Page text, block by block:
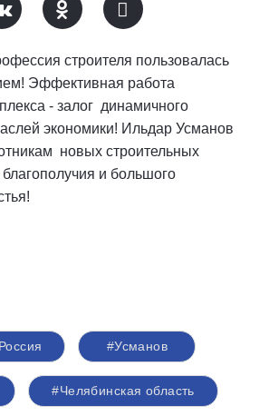
строителя пользовалась
Эффективная работа
- залог динамичного
экономики! Ильдар Усманов
новых строительных
и большого
#Усманов
#Челябинская область